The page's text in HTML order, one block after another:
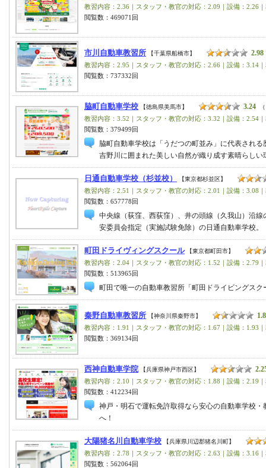
教習内容：2.36｜スタッフ・教官の対応：2.09｜設備：2.26
閲覧数：469071回
市川自動車教習所 【千葉県船橋市】 2.98
教習内容：2.95｜スタッフ・教官の対応：2.66｜設備：3.14
閲覧数：737332回
脇町自動車学校 【徳島県美馬市】 3.24 （
教習内容：3.52｜スタッフ・教官の対応：3.32｜設備：2.54
閲覧数：379499回
脇町自動車学校は「うだつの町並み」に代表され
吉野川に囲まれた美しい自然が織り成す素晴らし
日通自動車学校（杉並校） 【東京都杉並区】
教習内容：2.51｜スタッフ・教官の対応：2.01｜設備：3.08
閲覧数：657778回
中央線（荻窪、西荻窪）、井の頭線（久我山）沿
安委員会指定（実施試験免除）の日通自動車学校。
町田ドライヴィングスクール【東京都町田市】
教習内容：2.04｜スタッフ・教官の対応：1.52｜設備：2.79
閲覧数：513965回
町田で唯一の自動車教習所「町田ドライビングスク
秦野自動車教習所 【神奈川県秦野市】
教習内容：1.91｜スタッフ・教官の対応：1.67｜設備：1.93
閲覧数：369134回
西神自動車学院 【兵庫県神戸市西区】
教習内容：2.10｜スタッフ・教官の対応：1.88｜設備：2.19
閲覧数：412234回
神戸・明石で運転免許取得なら安心の自動車学校
へ！
大陽猪名川自動車学校 【兵庫県川辺郡猪名川町】
教習内容：2.78｜スタッフ・教官の対応：2.63｜設備：3.16
閲覧数：562064回